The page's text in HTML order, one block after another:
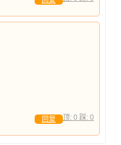
顶: 0 踩: 0
回复